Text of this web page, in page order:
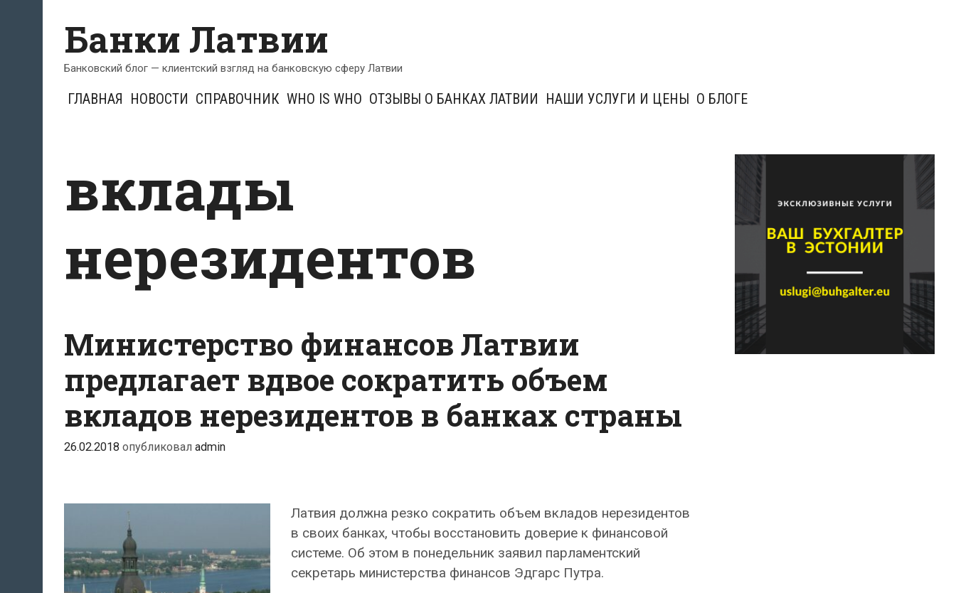
содержимому
Банки Латвии
Банковский блог — клиентский взгляд на банковскую сферу Латвии
ГЛАВНАЯ НОВОСТИ СПРАВОЧНИК WHO IS WHO ОТЗЫВЫ О БАНКАХ ЛАТВИИ НАШИ УСЛУГИ И ЦЕНЫ О БЛОГЕ
вклады
нерезидентов
Министерство финансов Латвии
предлагает вдвое сократить объем
вкладов нерезидентов в банках страны
26.02.2018 опубликовал admin
Латвия должна резко сократить объем вкладов нерезидентов
в своих банках, чтобы восстановить доверие к финансовой
системе. Об этом в понедельник заявил парламентский
секретарь министерства финансов Эдгарс Путра.